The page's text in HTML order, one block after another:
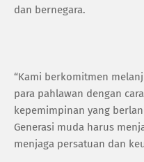
dan bernegara.
“Kami berkomitmen
para pahlawan dengan
kepemimpinan yang
Generasi muda harus
menjaga persatuan dan